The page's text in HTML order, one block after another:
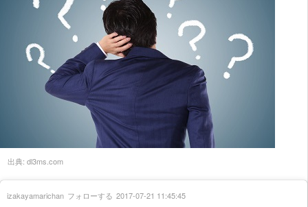
出典: dl3ms.com
izakayamarichan フォローする 2017-07-21 11:45:45